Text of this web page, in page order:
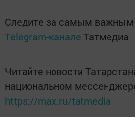
Следите за самым важным
Telegram-канале Татмедиа
Читайте новости
национальном
https://max.ru/tatmedia